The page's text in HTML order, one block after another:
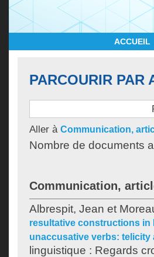
ACCUEIL
PARCOURIR PAR
Aller à Communication,
Nombre de documents
Communication,
Albrespit, Jean et
resultative constructions in
unaccusative verbs: telicity
linguistique : Regards